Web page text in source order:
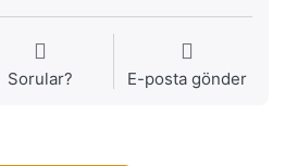
Sorular? E-posta gönder